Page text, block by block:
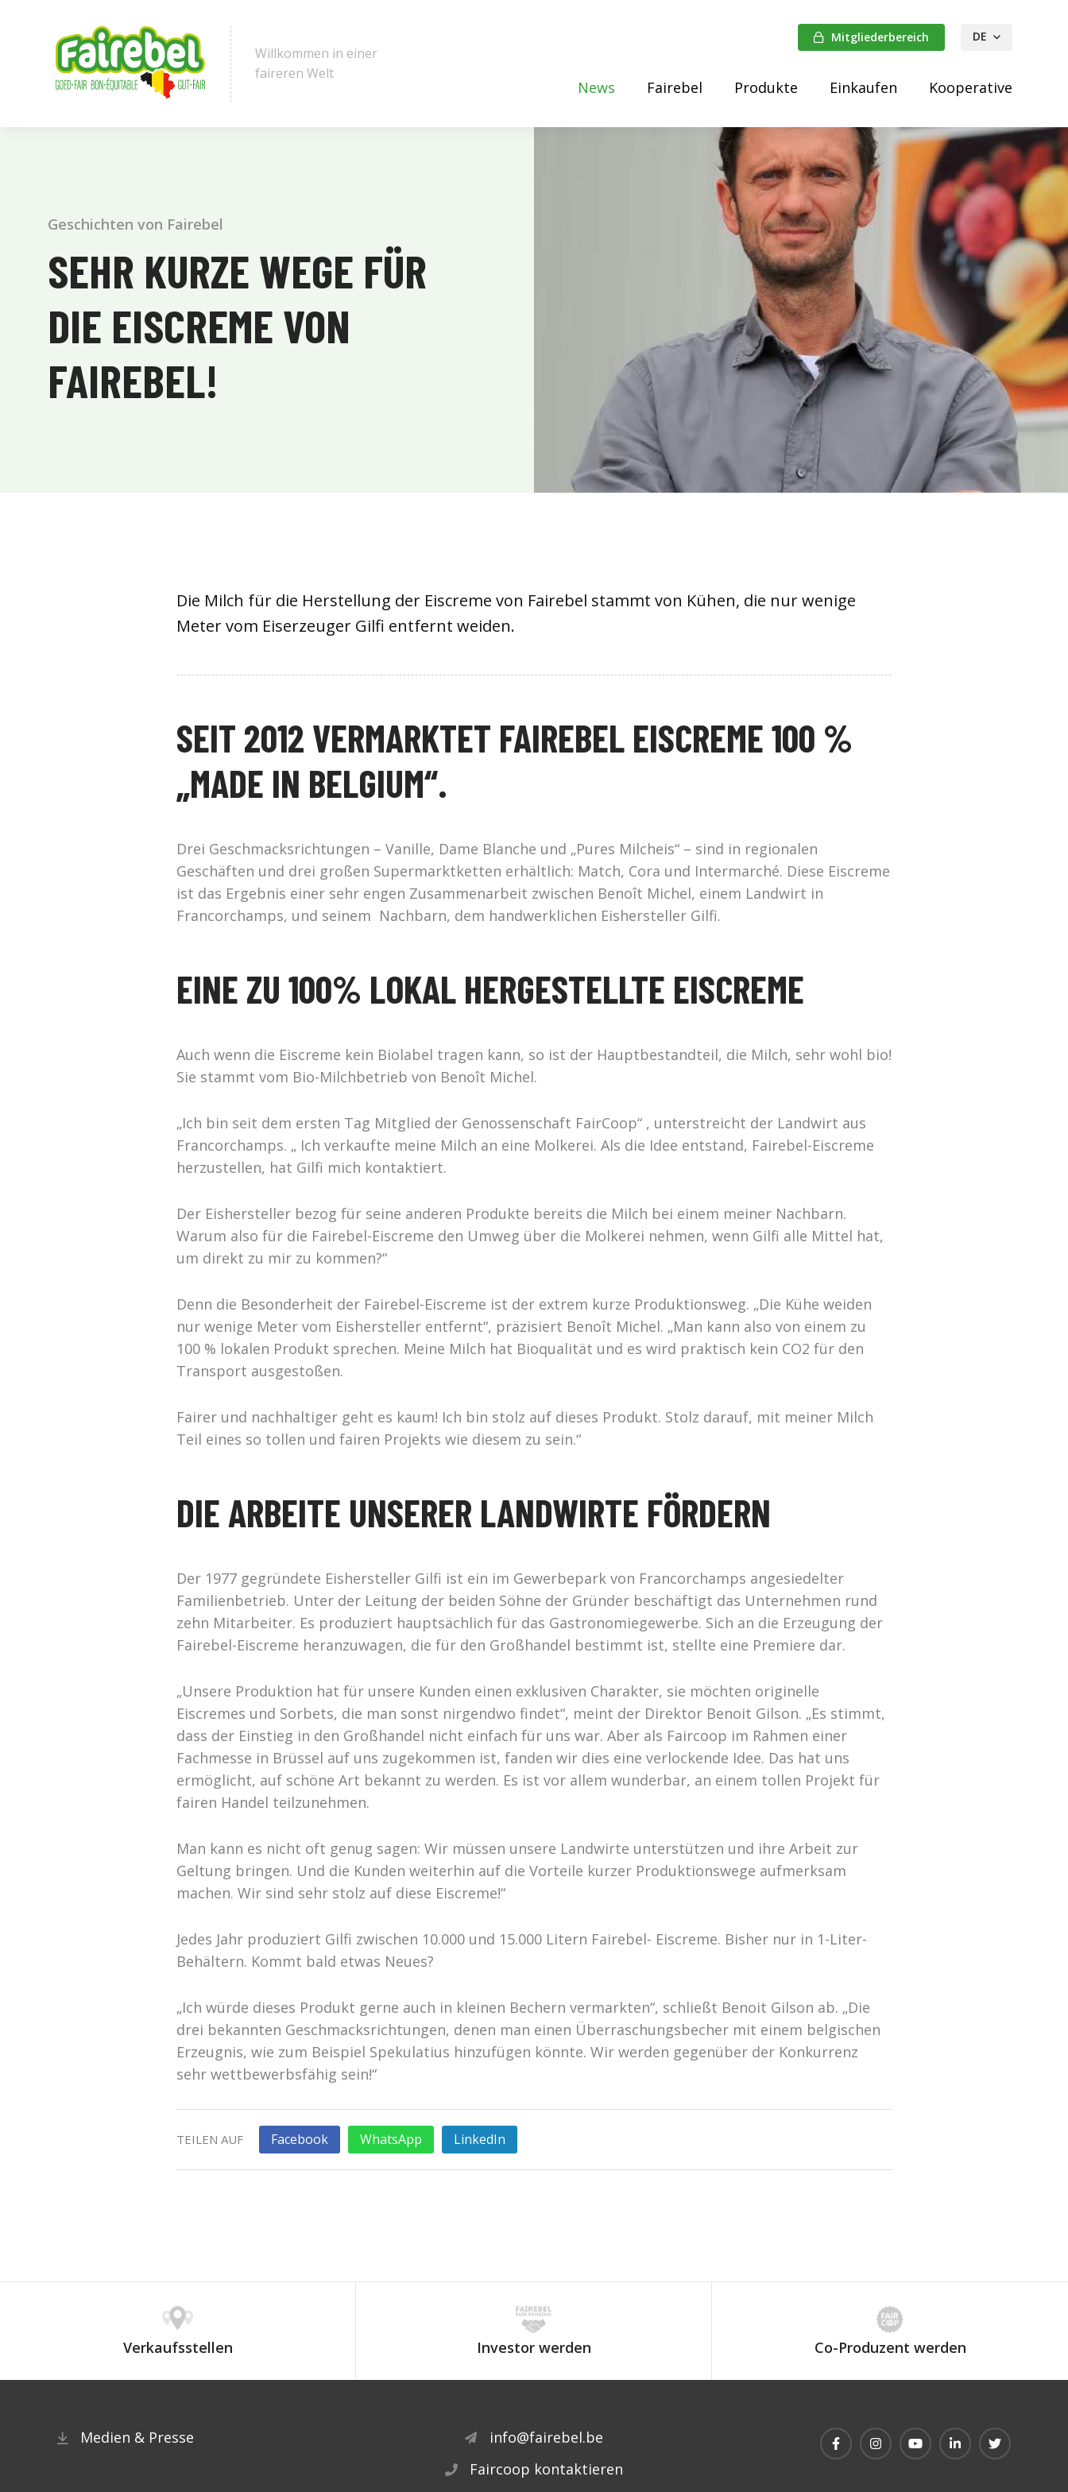
Willkommen in einer
faireren Welt
News Fairebel Produkte Einkaufen Kooperative
Mitgliederbereich
DE
NL
Geschichten von Fairebel
SEHR KURZE WEGE FÜR
DIE EISCREME VON
FAIREBEL!
Die Milch für die Herstellung der Eiscreme von Fairebel stammt von Kühen, die nur wenige
Meter vom Eiserzeuger Gilfi entfernt weiden.
SEIT 2012 VERMARKTET FAIREBEL EISCREME 100 %
„MADE IN BELGIUM“.
Drei Geschmacksrichtungen – Vanille, Dame Blanche und „Pures Milcheis“ – sind in regionalen
Geschäften und drei großen Supermarktketten erhältlich: Match, Cora und Intermarché. Diese Eiscreme
ist das Ergebnis einer sehr engen Zusammenarbeit zwischen Benoît Michel, einem Landwirt in
Francorchamps, und seinem Nachbarn, dem handwerklichen Eishersteller Gilfi.
EINE ZU 100% LOKAL HERGESTELLTE EISCREME
Auch wenn die Eiscreme kein Biolabel tragen kann, so ist der Hauptbestandteil, die Milch, sehr wohl bio!
Sie stammt vom Bio-Milchbetrieb von Benoît Michel.
„Ich bin seit dem ersten Tag Mitglied der Genossenschaft FairCoop“ , unterstreicht der Landwirt aus
Francorchamps. „ Ich verkaufte meine Milch an eine Molkerei. Als die Idee entstand, Fairebel-Eiscreme
herzustellen, hat Gilfi mich kontaktiert.
Der Eishersteller bezog für seine anderen Produkte bereits die Milch bei einem meiner Nachbarn.
Warum also für die Fairebel-Eiscreme den Umweg über die Molkerei nehmen, wenn Gilfi alle Mittel hat,
um direkt zu mir zu kommen?“
Denn die Besonderheit der Fairebel-Eiscreme ist der extrem kurze Produktionsweg. „Die Kühe weiden
nur wenige Meter vom Eishersteller entfernt“, präzisiert Benoît Michel. „Man kann also von einem zu
100 % lokalen Produkt sprechen. Meine Milch hat Bioqualität und es wird praktisch kein CO2 für den
Transport ausgestoßen.
Fairer und nachhaltiger geht es kaum! Ich bin stolz auf dieses Produkt. Stolz darauf, mit meiner Milch
Teil eines so tollen und fairen Projekts wie diesem zu sein.“
DIE ARBEITE UNSERER LANDWIRTE FÖRDERN
Der 1977 gegründete Eishersteller Gilfi ist ein im Gewerbepark von Francorchamps angesiedelter
Familienbetrieb. Unter der Leitung der beiden Söhne der Gründer beschäftigt das Unternehmen rund
zehn Mitarbeiter. Es produziert hauptsächlich für das Gastronomiegewerbe. Sich an die Erzeugung der
Fairebel-Eiscreme heranzuwagen, die für den Großhandel bestimmt ist, stellte eine Premiere dar.
„Unsere Produktion hat für unsere Kunden einen exklusiven Charakter, sie möchten originelle
Eiscremes und Sorbets, die man sonst nirgendwo findet“, meint der Direktor Benoit Gilson. „Es stimmt,
dass der Einstieg in den Großhandel nicht einfach für uns war. Aber als Faircoop im Rahmen einer
Fachmesse in Brüssel auf uns zugekommen ist, fanden wir dies eine verlockende Idee. Das hat uns
ermöglicht, auf schöne Art bekannt zu werden. Es ist vor allem wunderbar, an einem tollen Projekt für
fairen Handel teilzunehmen.
Man kann es nicht oft genug sagen: Wir müssen unsere Landwirte unterstützen und ihre Arbeit zur
Geltung bringen. Und die Kunden weiterhin auf die Vorteile kurzer Produktionswege aufmerksam
machen. Wir sind sehr stolz auf diese Eiscreme!“
Jedes Jahr produziert Gilfi zwischen 10.000 und 15.000 Litern Fairebel- Eiscreme. Bisher nur in 1-Liter-
Behältern. Kommt bald etwas Neues?
„Ich würde dieses Produkt gerne auch in kleinen Bechern vermarkten“, schließt Benoit Gilson ab. „Die
drei bekannten Geschmacksrichtungen, denen man einen Überraschungsbecher mit einem belgischen
Erzeugnis, wie zum Beispiel Spekulatius hinzufügen könnte. Wir werden gegenüber der Konkurrenz
sehr wettbewerbsfähig sein!“
TEILEN AUF Facebook WhatsApp LinkedIn
Verkaufsstellen Investor werden Co-Produzent werden
Medien & Presse
info@fairebel.be
Faircoop kontaktieren